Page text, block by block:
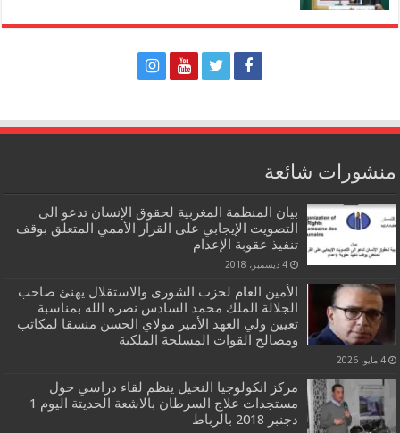
منشورات شائعة
بيان المنظمة المغربية لحقوق الإنسان تدعو الى
التصويت الإيجابي على القرار الأممي المتعلق بوقف
تنفيذ عقوبة الإعدام
4 ديسمبر، 2018
الأمين العام لحزب الشورى والاستقلال يهنئ صاحب
الجلالة الملك محمد السادس نصره الله بمناسبة
تعيين ولي العهد الأمير مولاي الحسن منسقا لمكاتب
ومصالح القوات المسلحة الملكية
4 مايو، 2026
مركز انكولوجيا النخيل ينظم لقاء دراسي حول
مستجدات علاج السرطان بالاشعة الحديتة اليوم 1
دجنبر 2018 بالرباط